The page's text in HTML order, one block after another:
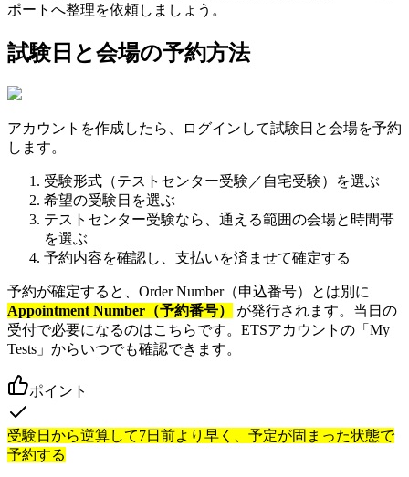
ポートへ整理を依頼しましょう。
試験日と会場の予約方法
アカウントを作成したら、ログインして試験日と会場を予約
します。
受験形式（テストセンター受験／自宅受験）を選ぶ
希望の受験日を選ぶ
テストセンター受験なら、通える範囲の会場と時間帯
を選ぶ
予約内容を確認し、支払いを済ませて確定する
予約が確定すると、Order Number（申込番号）とは別に
Appointment Number（予約番号）
が発行されます。当日の
受付で必要になるのはこちらです。ETSアカウントの「My
Tests」からいつでも確認できます。
ポイント
受験日から逆算して7日前より早く、予定が固まった状態で
予約する